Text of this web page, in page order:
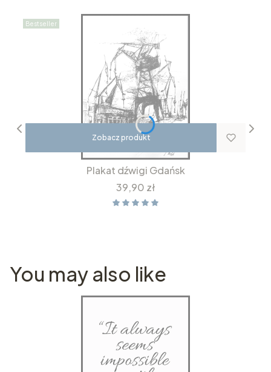
Bestseller
Zobacz produkt
Plakat dźwigi Gdańsk
Cena
39,90 zł
You may also like